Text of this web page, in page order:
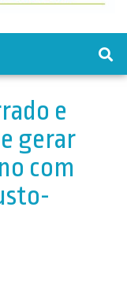
e
gerar
com